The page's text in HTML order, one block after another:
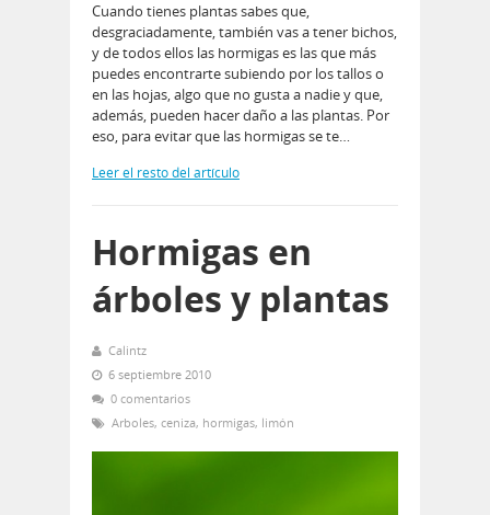
Cuando tienes plantas sabes que,
desgraciadamente, también vas a tener bichos,
y de todos ellos las hormigas es las que más
puedes encontrarte subiendo por los tallos o
en las hojas, algo que no gusta a nadie y que,
además, pueden hacer daño a las plantas. Por
eso, para evitar que las hormigas se te…
Leer el resto del artículo
Hormigas en
árboles y plantas
Calintz
6 septiembre 2010
0 comentarios
Arboles, ceniza, hormigas, limón